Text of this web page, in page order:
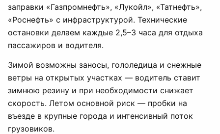
заправки «Газпромнефть», «Лукойл», «Татнефть»,
«Роснефть» с инфраструктурой. Технические
остановки делаем каждые 2,5–3 часа для отдыха
пассажиров и водителя.
Зимой возможны заносы, гололедица и снежные
ветры на открытых участках — водитель ставит
зимнюю резину и при необходимости снижает
скорость. Летом основной риск — пробки на
въезде в крупные города и интенсивный поток
грузовиков.